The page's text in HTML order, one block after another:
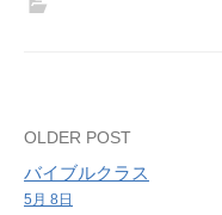
し
ま
す。
Post
navigation
OLDER POST
バイブルクラス
5月 8日